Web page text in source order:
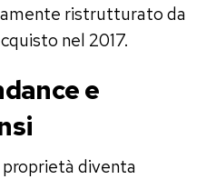
ristrutturato da
nel 2017.
e
proprietà diventa